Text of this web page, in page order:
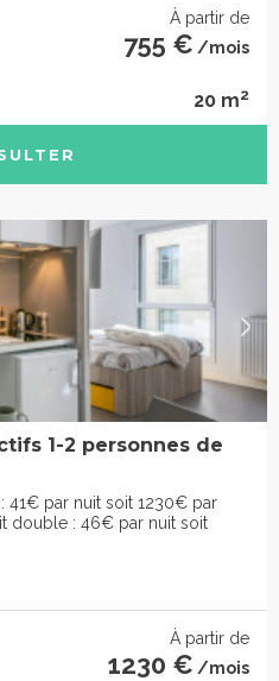
À partir de
755 € /mois
20 m2
1-2 personnes de
41€ par nuit soit 1230€ par
double : 46€ par nuit soit
À partir de
1230 € /mois